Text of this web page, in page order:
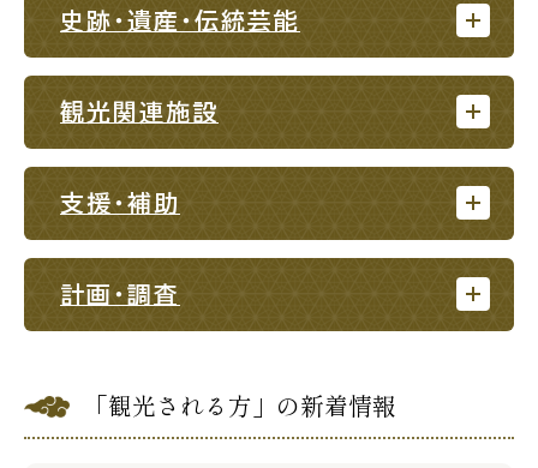
ごみ・リサイクル
史跡・遺産・伝統芸能
観光関連施設
支援・補助
計画・調査
「観光される方」の新着情報